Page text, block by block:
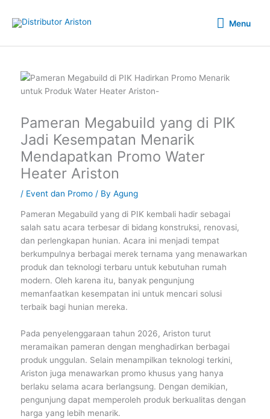
Menu
Menu
Pameran Megabuild yang di PIK
Jadi Kesempatan Menarik
Mendapatkan Promo Water
Heater Ariston
/ Event dan Promo/ By Agung
Pameran Megabuild yang di PIK kembali hadir sebagai
salah satu acara terbesar di bidang konstruksi, renovasi,
dan perlengkapan hunian. Acara ini menjadi tempat
berkumpulnya berbagai merek ternama yang menawarkan
produk dan teknologi terbaru untuk kebutuhan rumah
modern. Oleh karena itu, banyak pengunjung
memanfaatkan kesempatan ini untuk mencari solusi
terbaik bagi hunian mereka.
Pada penyelenggaraan tahun 2026, Ariston turut
meramaikan pameran dengan menghadirkan berbagai
produk unggulan. Selain menampilkan teknologi terkini,
Ariston juga menawarkan promo khusus yang hanya
berlaku selama acara berlangsung. Dengan demikian,
pengunjung dapat memperoleh produk berkualitas dengan
harga yang lebih menarik.